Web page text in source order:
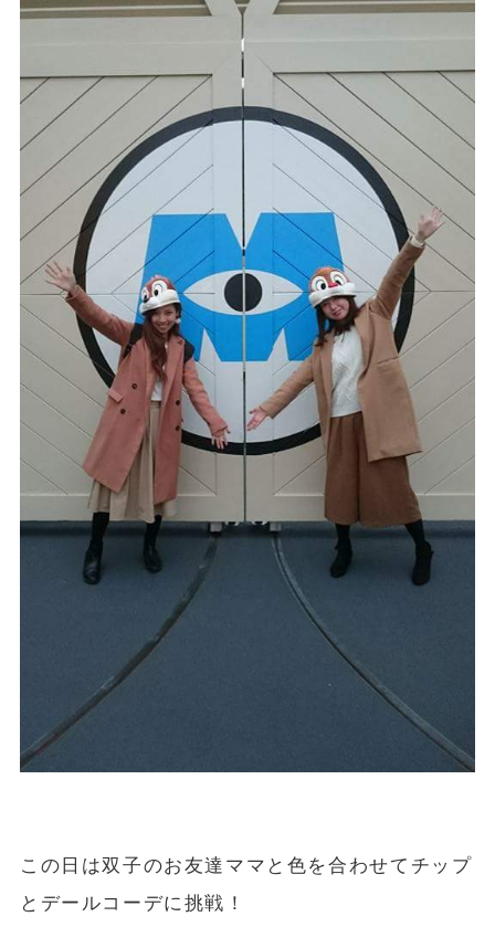
この日は双子のお友達ママと色を合わせてチップ
とデールコーデに挑戦！